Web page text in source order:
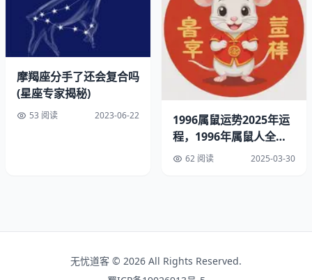
二、摩羯男试探手段的原因
1、保护自己
摩羯男试探手段的一个重要原因是保护自己。他们通常会非
常谨慎和理性，不愿意轻易地表露自己的真实想法和感受。
通过试探对方，摩羯男可以了解对方的真实想法和底线，从
摩羯座分手了还会复合吗
(星座专家揭秘)
53 阅读 2023-06-22
1996属鼠运势2025年运
程，1996年属鼠人全年
运势62 阅读 2025-03-30
无忧道客 © 2026 All Rights Reserved.